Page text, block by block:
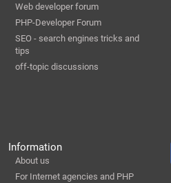
Web developer forum
PHP-Developer Forum
SEO - search engines tricks and
tips
off-topic discussions
Information
About us
For Internet agencies and PHP